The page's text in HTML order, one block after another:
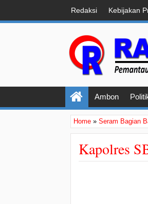
Redaksi Kebijakan
Ambon
Home » Seram Bagian
Kapolres